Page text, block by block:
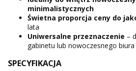
minimalistycznych
Świetna proporcja ceny do
lata
Uniwersalne przeznaczenie –
gabinetu lub nowoczesnego biura
SPECYFIKACJA